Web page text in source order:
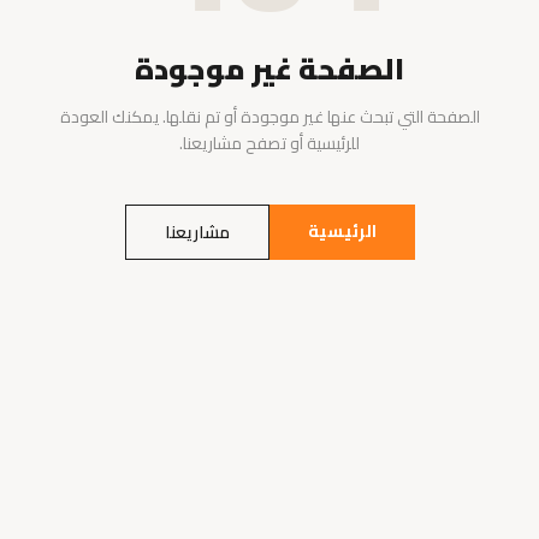
الصفحة غير موجودة
الصفحة التي تبحث عنها غير موجودة أو تم نقلها. يمكنك العودة
للرئيسية أو تصفح مشاريعنا.
الرئيسية مشاريعنا